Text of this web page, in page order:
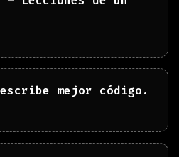
mejor código.